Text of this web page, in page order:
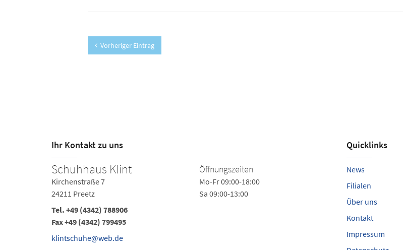
Vorheriger Eintrag
Ihr Kontakt zu uns
Schuhhaus Klint
Kirchenstraße 7
24211 Preetz
Tel. +49 (4342) 788906
Fax +49 (4342) 799495
klintschuhe@web.de
Öffnungszeiten
Mo-Fr 09:00-18:00
Sa 09:00-13:00
Schuhhaus
Markt 9
Quicklinks
News
Filialen
Über uns
Kontakt
Impressum